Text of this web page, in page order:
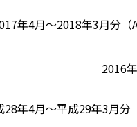
年4月～2018年3月分（
2016
28年4月～平成29年3月分